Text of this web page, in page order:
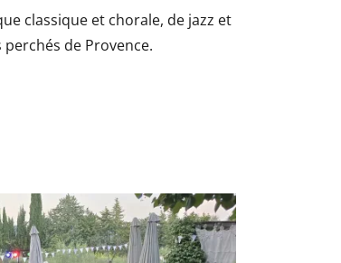
classique et chorale, de jazz et
de Provence.